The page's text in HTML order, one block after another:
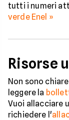
tutti i numeri
verde Enel »
Risorse
Non sono
leggere la
Vuoi allacciare
richiedere l'